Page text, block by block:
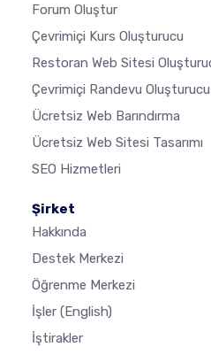
Forum Oluştur
Çevrimiçi Kurs Oluşturucu
Restoran Web Sitesi
Çevrimiçi Randevu Oluşturucu
Ücretsiz Web Barındırma
Ücretsiz Web Sitesi Tasarımı
SEO Hizmetleri
Şirket
Hakkında
Destek Merkezi
Öğrenme Merkezi
İşler (English)
İştirakler